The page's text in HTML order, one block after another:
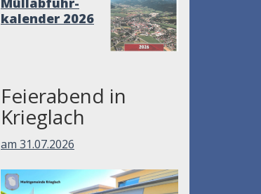
Feierabend in
Krieglach
am 31.07.2026